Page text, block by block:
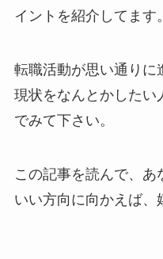
イントを紹介してます。
転職活動が思い通りに
現状をなんとかしたい
でみて下さい。
この記事を読んで、あ
いい方向に向かえば、